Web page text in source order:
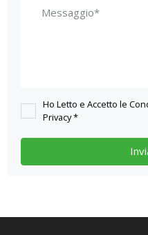
Ho Letto e Accetto le
Privacy *